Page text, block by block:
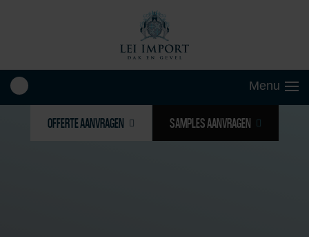
OFFERTE AANVRAGEN SAMPLES AANVRAGEN